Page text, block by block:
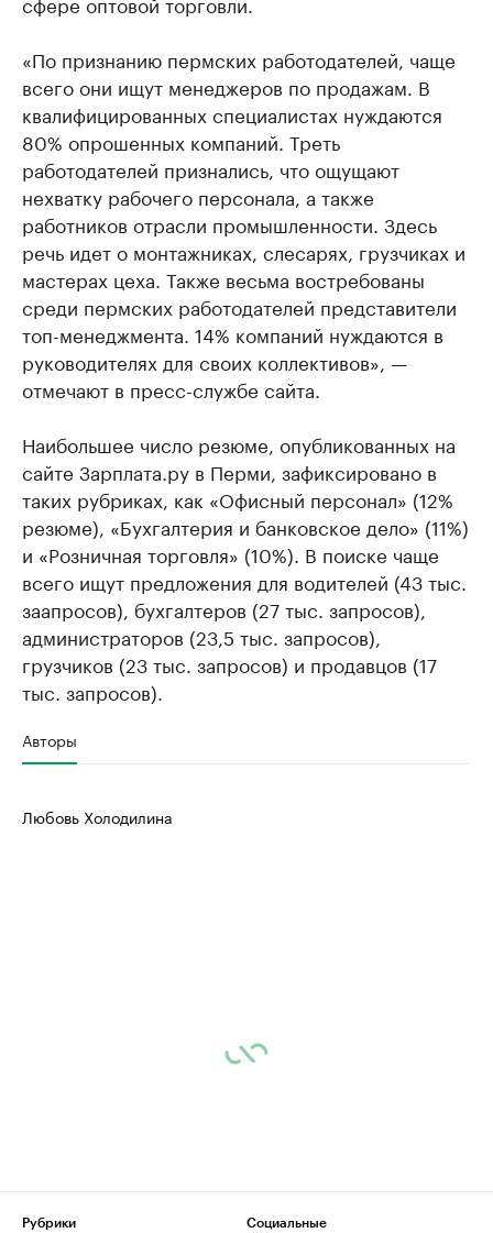
«По признанию пермских работодателей, чаще
всего они ищут менеджеров по продажам. В
квалифицированных специалистах нуждаются
80% опрошенных компаний. Треть
работодателей признались, что ощущают
нехватку рабочего персонала, а также
работников отрасли промышленности. Здесь
речь идет о монтажниках, слесарях, грузчиках и
мастерах цеха. Также весьма востребованы
среди пермских работодателей представители
топ-менеджмента. 14% компаний нуждаются в
руководителях для своих коллективов», —
отмечают в пресс-службе сайта.
Наибольшее число резюме, опубликованных на
сайте Зарплата.ру в Перми, зафиксировано в
таких рубриках, как «Офисный персонал» (12%
резюме), «Бухгалтерия и банковское дело» (11%)
и «Розничная торговля» (10%). В поиске чаще
всего ищут предложения для водителей (43 тыс.
заапросов), бухгалтеров (27 тыс. запросов),
администраторов (23,5 тыс. запросов),
грузчиков (23 тыс. запросов) и продавцов (17
тыс. запросов).
Авторы
Любовь Холодилина
Рубрики
Социальные